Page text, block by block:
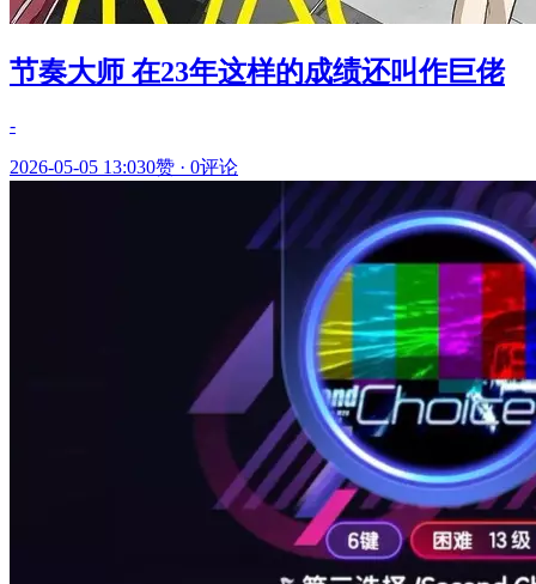
节奏大师 在23年这样的成绩还叫作巨佬
-
2026-05-05 13:030赞 · 0评论